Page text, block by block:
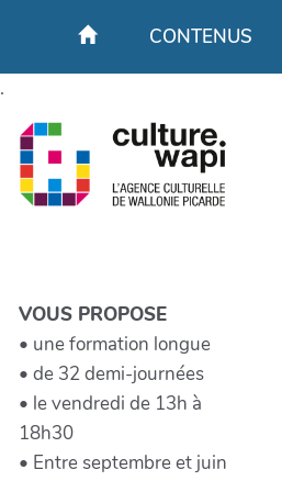
Aller au contenu principal
CONTENUS
.
VOUS PROPOSE
• une formation longue
• de 32 demi-journées
• le vendredi de 13h à
18h30
• Entre septembre et juin